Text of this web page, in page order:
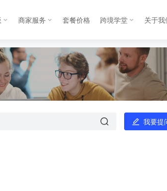
商家服务 套餐价格 跨境学堂 关于我
我要提